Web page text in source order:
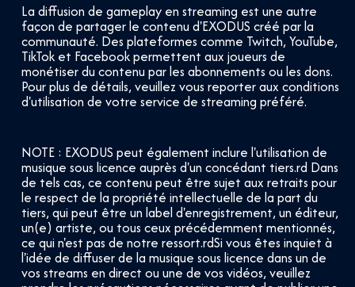
La diffusion de gameplay en streaming est une autre
façon de partager le contenu d'EXODUS créé par la
communauté. Des plateformes comme Twitch, YouTube,
TikTok et Facebook permettent aux joueurs de
monétiser du contenu par les abonnements ou les dons.
Pour plus de détails, veuillez vous reporter aux conditions
d'utilisation de votre service de streaming préféré.
NOTE : EXODUS peut également inclure l'utilisation de
musique sous licence auprès d'un concédant tiers.rd Dans
de tels cas, ce contenu peut être sujet aux retraits pour
le respect de la propriété intellectuelle de la part du
tiers, qui peut être un label d'enregistrement, un éditeur,
un(e) artiste, ou tous ceux précédemment mentionnés,
ce qui n'est pas de notre ressort.rdSi vous êtes inquiet à
l'idée de diffuser de la musique sous licence dans un de
vos streams en direct ou une de vos vidéos, veuillez